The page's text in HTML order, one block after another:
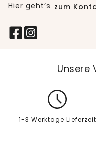
Hier geht’s zum
Unsere
1-3 Werktage Lieferzeit